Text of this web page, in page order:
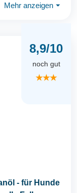
Mehr anzeigen ⏷
8,9/10
noch gut
★★★
- für Hunde